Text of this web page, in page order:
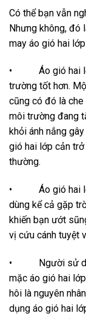
Có thể bạn vẫn
Nhưng không, đó
may áo gió hai
• Áo gió hai lớp
trường tốt hơn.
cũng có đó là
môi trường đang
khỏi ánh nắng
gió hai lớp cản
thường.
• Áo gió hai lớp
dùng kể cả gặp
khiến bạn ướt
vị cứu cánh tuyệt
• Người sử
mặc áo gió hai
hôi là nguyên
dụng áo gió hai